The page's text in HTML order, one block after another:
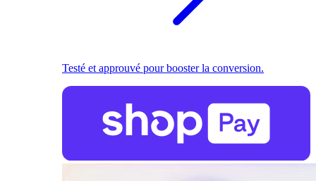
Testé et approuvé pour booster la conversion.